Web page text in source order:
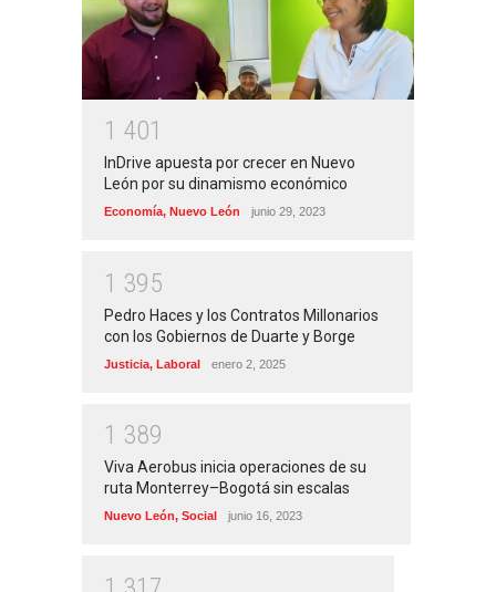
1 401
InDrive apuesta por crecer en Nuevo
León por su dinamismo económico
Economía, Nuevo León junio 29, 2023
1 395
Pedro Haces y los Contratos Millonarios
con los Gobiernos de Duarte y Borge
Justicia, Laboral enero 2, 2025
1 389
Viva Aerobus inicia operaciones de su
ruta Monterrey–Bogotá sin escalas
Nuevo León, Social junio 16, 2023